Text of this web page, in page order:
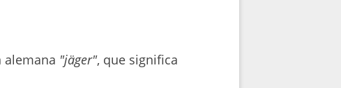
alemana "jäger", que significa